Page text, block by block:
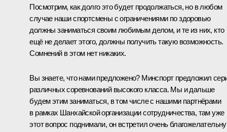
Посмотрим, как долго это будет продолжаться, но в любом
случае наши спортсмены с ограничениями по здоровью
должны заниматься своим любимым делом, и те из них, кто
ещё не делает этого, должны получить такую возможность.
Сомнений в этом нет никаких.
Вы знаете, что нами предложено? Минспорт предложил
различных соревнований высокого класса. Мы и дальше
будем этим заниматься, в том числе с нашими партнёрами
в рамках Шанхайской организации сотрудничества, там уже
этот вопрос поднимали, он встретил очень